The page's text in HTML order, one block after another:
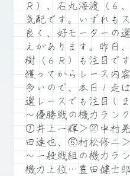
Ｒ）、石丸海渡（６
気配です。いずれも
良く、好モーターの
えがあります。昨日
樹（６Ｒ）も注目で
獲ってからレース内
多いので、本日１走
選レースでも注目し
～優勝戦の機力ラン
①井上一輝＞②中村
田達也、⑤村松修二
～一般戦組の機力ラ
機力上位…豊田健士